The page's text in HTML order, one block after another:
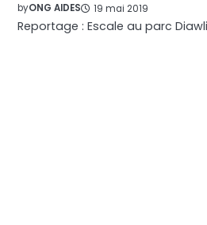
byONG AIDES 19 mai 2019
Reportage : Escale au parc